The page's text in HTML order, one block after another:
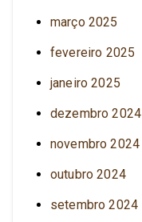
março 2025
fevereiro 2025
janeiro 2025
dezembro 2024
novembro 2024
outubro 2024
setembro 2024